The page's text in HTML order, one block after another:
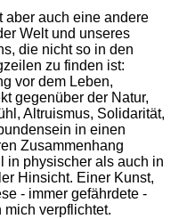
aber auch eine andere
Welt und unseres
die nicht so in den
zu finden ist:
vor dem Leben,
gegenüber der Natur,
Altruismus, Solidarität,
in einen
Zusammenhang
in physischer als auch in
Hinsicht. Einer Kunst,
- immer gefährdete -
verpflichtet.